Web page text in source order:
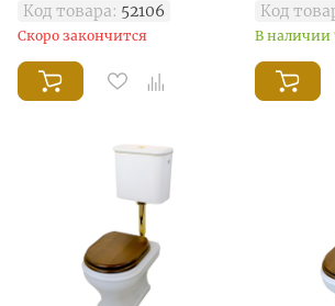
Код товара: 52106
Скоро закончится
Код
В наличии